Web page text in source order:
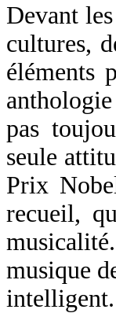
Devant
cultures,
éléments
pas
seule
Prix
recueil,
musique
intelligent.